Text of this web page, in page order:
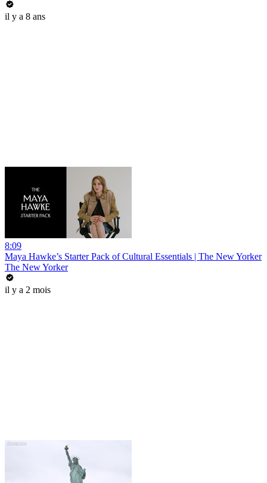
il y a 8 ans
8:09
Maya Hawke’s Starter Pack of Cultural Essentials | The New Yorker
The New Yorker
il y a 2 mois